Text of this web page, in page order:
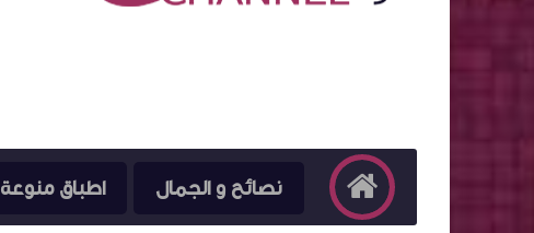
نصائح و الجمال اطباق منوعة